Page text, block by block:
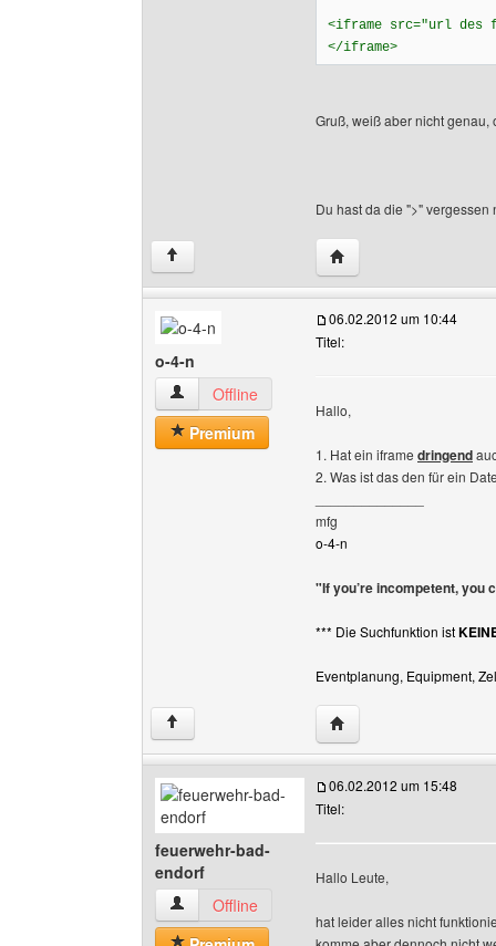
<iframe src="url des
</iframe>
Gruß, weiß aber nicht
Du hast da die ">"
↑ Website dieses
o-4-n
o-4-n Benutzer-Profile anzeigen
Offline
Premium
06.02.2012 um 10:44
Titel:
Hallo,
1. Hat ein iframe dringend
2. Was ist das den für ein
mfg
o-4-n
"If you’re incompetent, you
*** Die Suchfunktion ist
Eventplanung, Equipment,
↑ Website dieses
feuerwehr-bad-
endorf
feuerwehr-bad-endorf Benutzer-Profile
Offline
06.02.2012 um 15:48
Titel:
Hallo Leute,
hat leider alles nicht